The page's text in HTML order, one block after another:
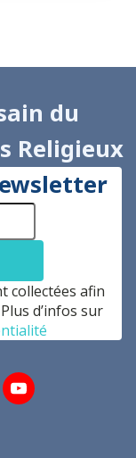
du
Religieux
collectées afin
d’infos sur